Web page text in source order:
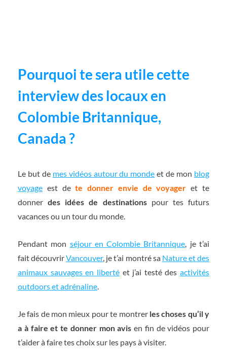
Pourquoi te sera utile cette
interview des locaux en
Colombie Britannique,
Canada ?
Le but de mes vidéos autour du monde et de mon blog
voyage est dete donner envie de voyager et te
donnerdes idées de destinationspour tes futurs
vacances ou un tour du monde.
Pendant mon séjour en Colombie Britannique, je t’ai
fait découvrirVancouver, je t’ai montré sa Nature et des
animaux sauvages en libertéet j’ai testé des activités
outdoors et adrénaline.
Je fais de mon mieux pour te montrer les choses qu’il y
a à faire et te donner mon avis en fin de vidéos pour
t’aider à faire tes choix sur les pays à visiter.